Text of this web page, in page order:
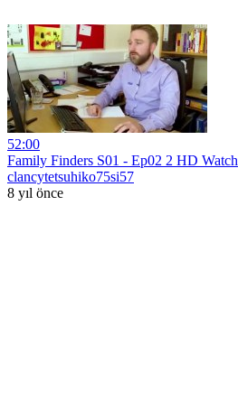
52:00
Family Finders S01 - Ep02 2 HD Watch
clancytetsuhiko75si57
8 yıl önce